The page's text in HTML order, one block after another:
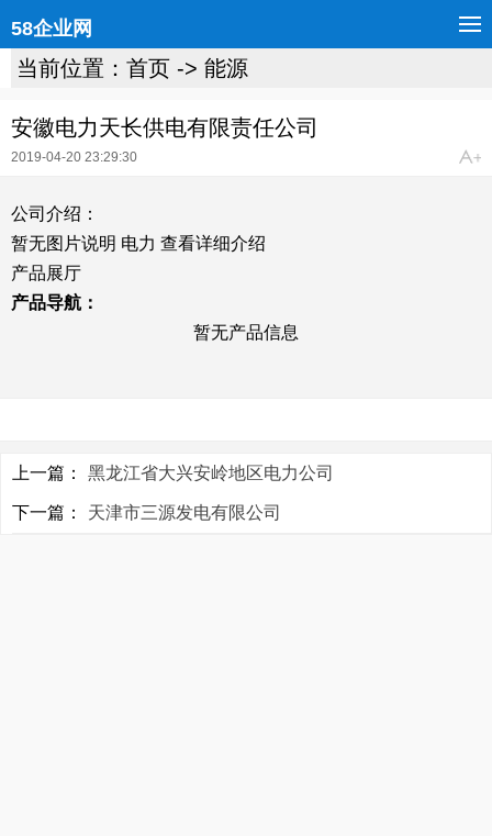
58企业网
当前位置： 首页 -> 能源
安徽电力天长供电有限责任公司
2019-04-20 23:29:30
公司介绍：
暂无图片说明 电力 查看详细介绍
产品展厅
产品导航：
暂无产品信息
上一篇： 黑龙江省大兴安岭地区电力公司
下一篇： 天津市三源发电有限公司